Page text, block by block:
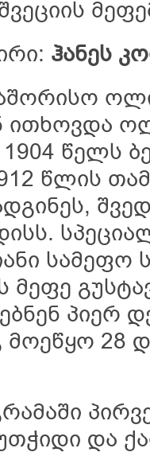
ჰანეს
ითხოვდა
წელს
წლის
სამეფო
მეფე
პიერ
მოეწყო 28
და